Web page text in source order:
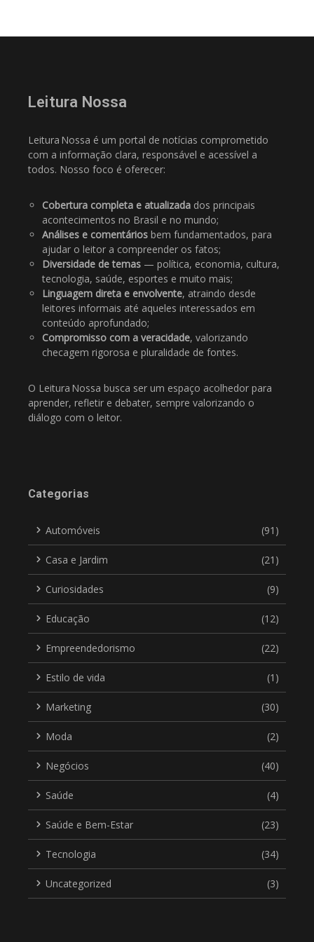
Leitura Nossa
Leitura Nossa é um portal de notícias comprometido
com a informação clara, responsável e acessível a
todos. Nosso foco é oferecer:
Cobertura completa e atualizada dos principais
acontecimentos no Brasil e no mundo;
Análises e comentários bem fundamentados, para
ajudar o leitor a compreender os fatos;
Diversidade de temas — política, economia, cultura,
tecnologia, saúde, esportes e muito mais;
Linguagem direta e envolvente, atraindo desde
leitores informais até aqueles interessados em
conteúdo aprofundado;
Compromisso com a veracidade, valorizando
checagem rigorosa e pluralidade de fontes.
O Leitura Nossa busca ser um espaço acolhedor para
aprender, refletir e debater, sempre valorizando o
diálogo com o leitor.
Categorias
Automóveis (91)
Casa e Jardim (21)
Curiosidades (9)
Educação (12)
Empreendedorismo (22)
Estilo de vida (1)
Marketing (30)
Moda (2)
Negócios (40)
Saúde (4)
Saúde e Bem-Estar (23)
Tecnologia (34)
Uncategorized (3)